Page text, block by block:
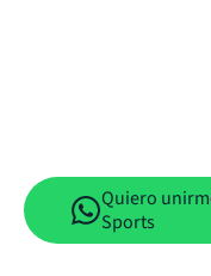
Quiero
Sports